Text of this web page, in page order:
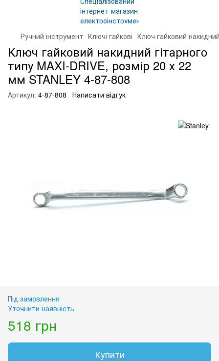
Ручний інструмент Ключі гайкові Ключ гайковий
Ключ гайковий накидний гітарного
типу MAXI-DRIVE, розмір 20 х 22
мм STANLEY 4-87-808
Артикул: 4-87-808 Написати відгук
Під замовлення
Уточнити наявність
518 грн
Купити